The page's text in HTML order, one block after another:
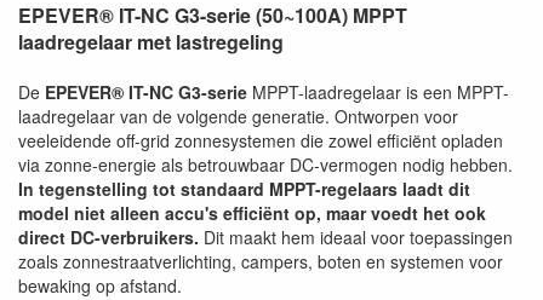
EPEVER® IT-NC G3-serie (50~100A) MPPT
laadregelaar met lastregeling
De EPEVER® IT-NC G3-serie MPPT-laadregelaar is een MPPT-
laadregelaar van de volgende generatie. Ontworpen voor
veeleidende off-grid zonnesystemen die zowel efficiënt opladen
via zonne-energie als betrouwbaar DC-vermogen nodig hebben.
In tegenstelling tot standaard MPPT-regelaars laadt dit
model niet alleen accu's efficiënt op, maar voedt het ook
direct DC-verbruikers. Dit maakt hem ideaal voor toepassingen
zoals zonnestraatverlichting, campers, boten en systemen voor
bewaking op afstand.